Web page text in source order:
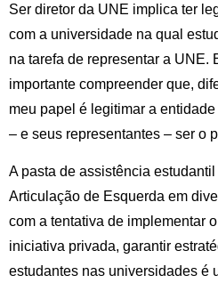
Ser diretor da UNE implica ter
com a universidade na qual
na tarefa de representar a UNE.
importante compreender que,
meu papel é legitimar a
– e seus representantes – ser o
A pasta de assistência
Articulação de Esquerda em
com a tentativa de implementar
iniciativa privada, garantir
estudantes nas universidades é